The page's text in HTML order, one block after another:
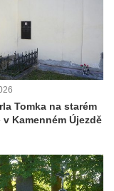
Tomka na starém
Kamenném Újezdě